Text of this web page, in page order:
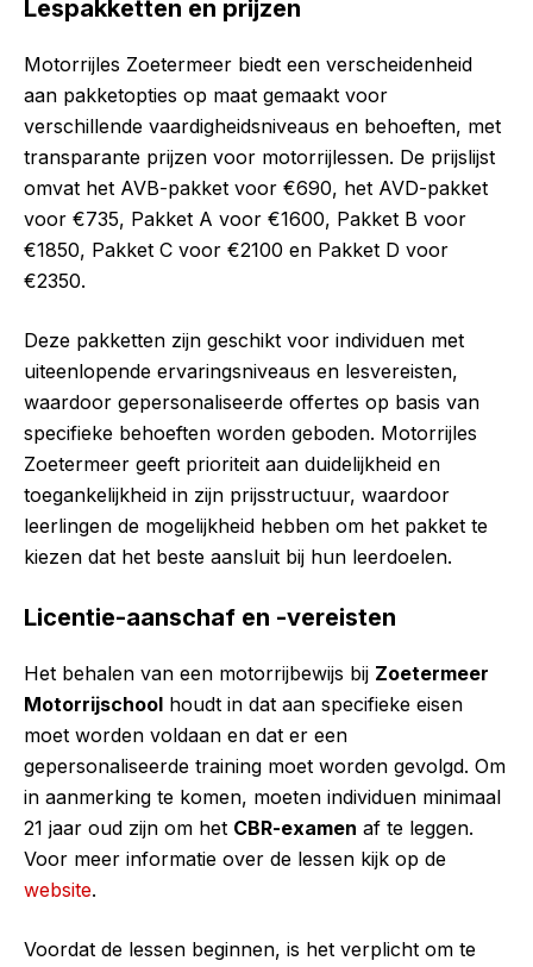
Lespakketten en prijzen
Motorrijles Zoetermeer biedt een verscheidenheid
aan pakketopties op maat gemaakt voor
verschillende vaardigheidsniveaus en behoeften, met
transparante prijzen voor motorrijlessen. De prijslijst
omvat het AVB-pakket voor €690, het AVD-pakket
voor €735, Pakket A voor €1600, Pakket B voor
€1850, Pakket C voor €2100 en Pakket D voor
€2350.
Deze pakketten zijn geschikt voor individuen met
uiteenlopende ervaringsniveaus en lesvereisten,
waardoor gepersonaliseerde offertes op basis van
specifieke behoeften worden geboden. Motorrijles
Zoetermeer geeft prioriteit aan duidelijkheid en
toegankelijkheid in zijn prijsstructuur, waardoor
leerlingen de mogelijkheid hebben om het pakket te
kiezen dat het beste aansluit bij hun leerdoelen.
Licentie-aanschaf en -vereisten
Het behalen van een motorrijbewijs bij Zoetermeer
Motorrijschool houdt in dat aan specifieke eisen
moet worden voldaan en dat er een
gepersonaliseerde training moet worden gevolgd. Om
in aanmerking te komen, moeten individuen minimaal
21 jaar oud zijn om het CBR-examen af te leggen.
Voor meer informatie over de lessen kijk op de
website.
Voordat de lessen beginnen, is het verplicht om te